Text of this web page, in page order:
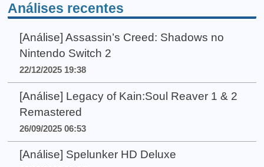
Análises recentes
[Análise] Assassin’s Creed: Shadows no
Nintendo Switch 2
22/12/2025 19:38
[Análise] Legacy of Kain:Soul Reaver 1 & 2
Remastered
26/09/2025 06:53
[Análise] Spelunker HD Deluxe